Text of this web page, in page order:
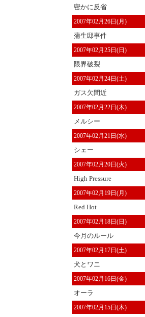
密かに反省
2007年02月26日(月)
蒲生邸事件
2007年02月25日(日)
限界破裂
2007年02月24日(土)
ガス欠間近
2007年02月22日(木)
メルシー
2007年02月21日(水)
シェー
2007年02月20日(火)
High Pressure
2007年02月19日(月)
Red Hot
2007年02月18日(日)
今月のルール
2007年02月17日(土)
犬とワニ
2007年02月16日(金)
オーラ
2007年02月15日(木)